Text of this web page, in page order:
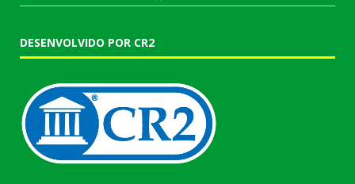
DESENVOLVIDO POR CR2